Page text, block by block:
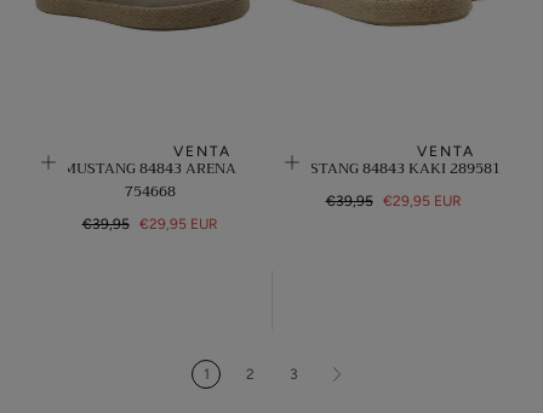
VENTA
MUSTANG 84843 ARENA
754668
Precio
€39,95
Precio
€29,95 EUR
VENTA
MUSTANG 84843 KAKI 289581
Precio
€39,95
Precio
€29,95 EUR
1 2 3